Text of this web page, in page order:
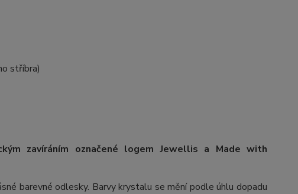
stříbra)
zavíráním označené logem Jewellis a Made with
barevné odlesky. Barvy krystalu se mění podle úhlu dopadu